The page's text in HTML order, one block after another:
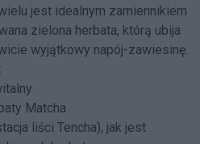
jest idealnym zamiennikiem
zielona herbata, którą ubija
wyjątkowy napój-zawiesinę.
Matcha
liści Tencha), jak jest